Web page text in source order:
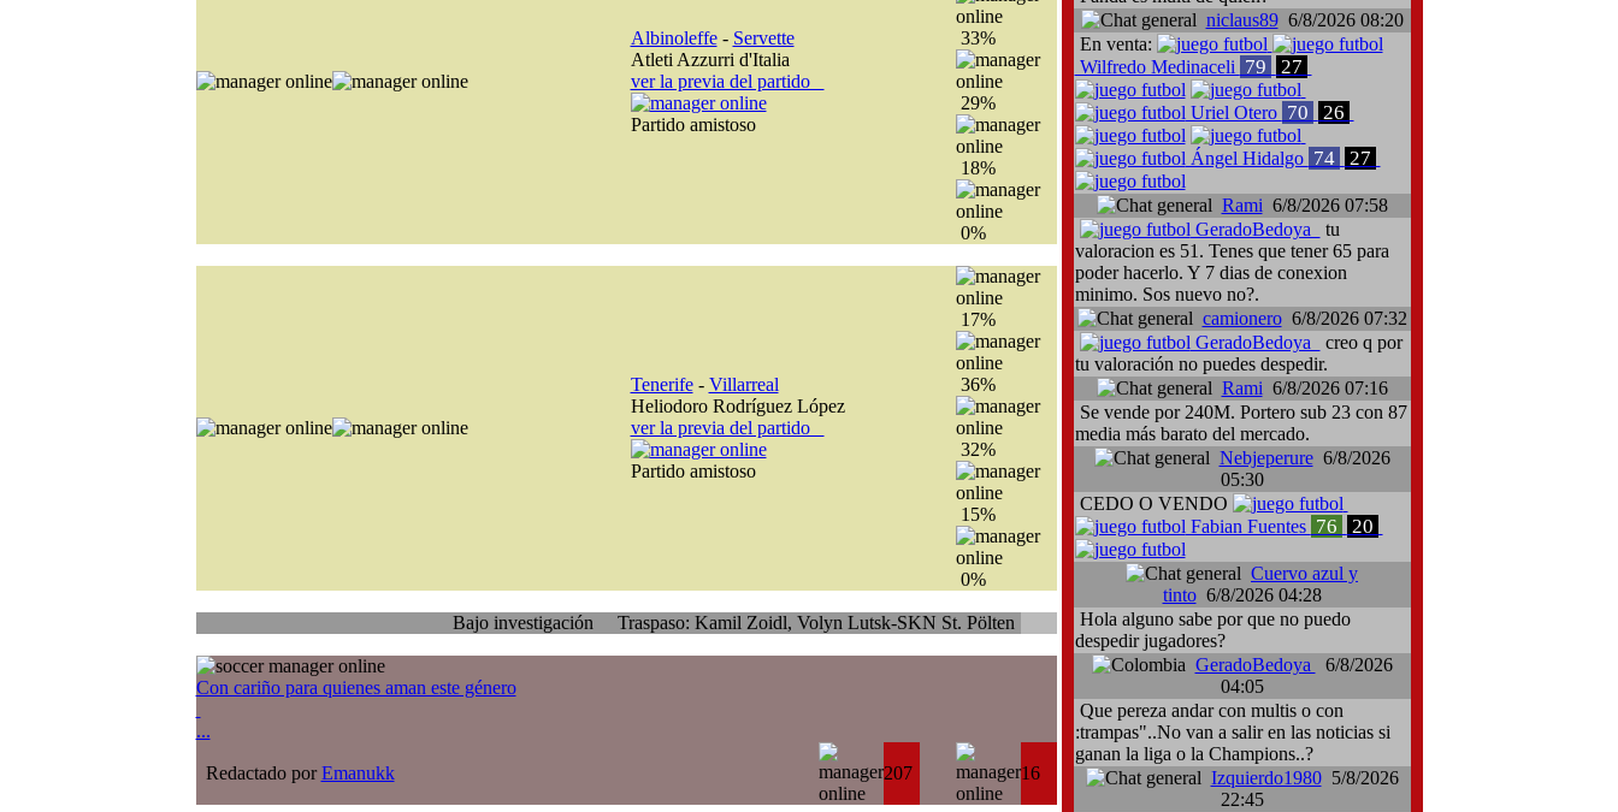
Albinoleffe- Servette
Atleti Azzurri d'Italia
ver la previa del partido
Partido amistoso
33%
29%
18%
0%
Tenerife- Villarreal
Heliodoro Rodríguez López
ver la previa del partido
Partido amistoso
17%
36%
32%
15%
0%
Bajo investigación Traspaso: Kamil Zoidl, Volyn Lutsk-SKN St. Pölten
Con cariño para quienes aman este género
...
Redactado porEmanukk 207 16
niclaus896/8/2026 08:20
En venta:
Wilfredo Medinaceli 79 27
Uriel Otero 70 26
Ángel Hidalgo 74 27
Rami 6/8/2026 07:58
GeradoBedoya
tu
valoracion es 51. Tenes que tener 65 para
poder hacerlo. Y 7 dias de conexion
minimo. Sos nuevo no?.
camionero6/8/2026 07:32
GeradoBedoya
creo q por
tu valoración no puedes despedir.
Rami 6/8/2026 07:16
Se vende por 240M. Portero sub 23 con 87
media más barato del mercado.
Nebjeperure6/8/2026
05:30
CEDO O VENDO
Fabian Fuentes 76 20
Cuervo azul y
tinto6/8/2026 04:28
Hola alguno sabe por que no puedo
despedir jugadores?
GeradoBedoya
6/8/2026
04:05
Que pereza andar con multis o con
:trampas"..No van a salir en las noticias si
ganan la liga o la Champions..?
Izquierdo19805/8/2026
22:45